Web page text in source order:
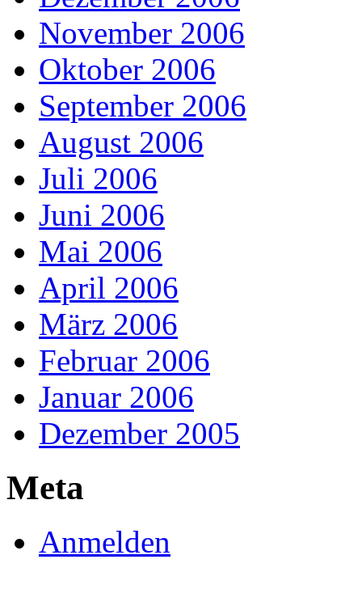
November 2006
Oktober 2006
September 2006
August 2006
Juli 2006
Juni 2006
Mai 2006
April 2006
März 2006
Februar 2006
Januar 2006
Dezember 2005
Meta
Anmelden